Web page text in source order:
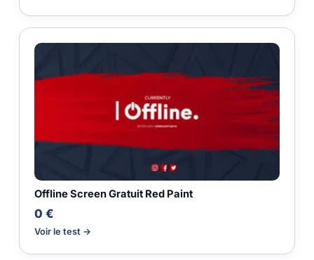
Offline Screen Gratuit Red Paint
0 €
Voir le test →